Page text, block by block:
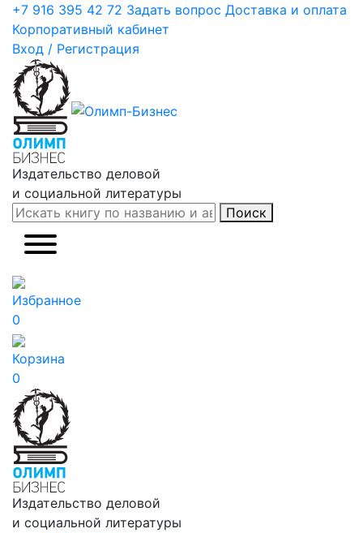
+7 916 395 42 72 Задать вопрос Доставка и оплата
Корпоративный кабинет
Вход / Регистрация
Издательство деловой
и социальной литературы
Поиск
Избранное
0
Корзина
0
Издательство деловой
и социальной литературы